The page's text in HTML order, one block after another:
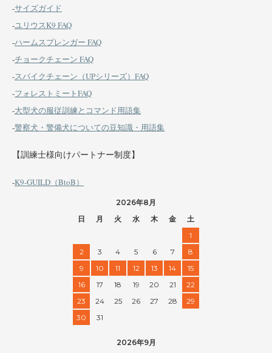
-サイズガイド
-ユリウスK9 FAQ
-ハームスプレンガー FAQ
-チョークチェーン FAQ
-スパイクチェーン（UPシリーズ）FAQ
-フォレストミートFAQ
-大型犬の服従訓練とコマンド用語集
-警察犬・警備犬についての豆知識・用語集
【訓練士様向けパートナー制度】
-K9-GUILD（BtoB）
2026年8月
日
月 火 水 木 金
土
1
2
3 4 5 6 7
8
9
10 11 12 13 14
15
16
17 18 19 20 21
22
23
24 25 26 27 28
29
30
31
2026年9月